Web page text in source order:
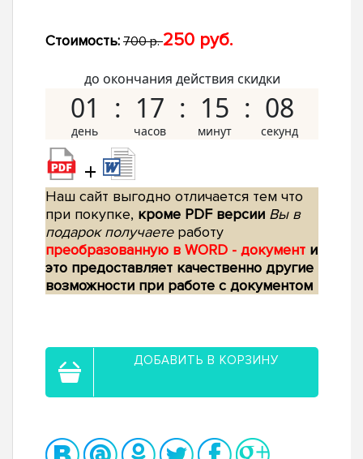
Стоимость: 700 р.250 руб.
до окончания действия скидки
01 17 15 07
+
Наш сайт выгодно отличается тем что
при покупке, кроме PDF версии Вы в
подарок получаетеработу
преобразованную в WORD - документ и
это предоставляет качественно другие
возможности при работе с документом
ДОБАВИТЬ В КОРЗИНУ